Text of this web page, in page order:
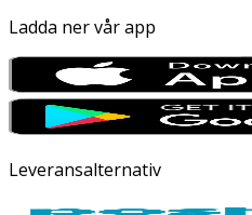
Ladda ner vår app
Leveransalternativ